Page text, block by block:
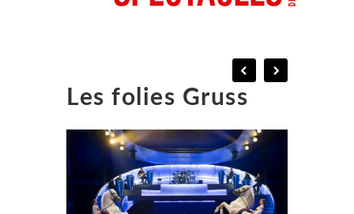
Les folies Gruss